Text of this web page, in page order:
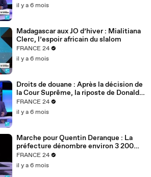
il y a 6 mois
Madagascar aux JO d’hiver : Mialitiana
Clerc, l’espoir africain du slalom
FRANCE 24
il y a 6 mois
Droits de douane : Après la décision de
la Cour Suprême, la riposte de Donald
Trump
FRANCE 24
il y a 6 mois
Marche pour Quentin Deranque : La
préfecture dénombre environ 3 200
personnes à Lyon
FRANCE 24
il y a 6 mois